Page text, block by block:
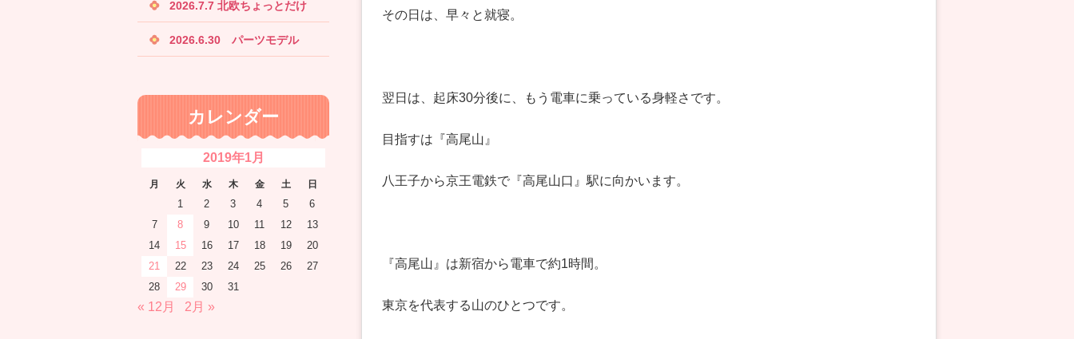
その日は、早々と就寝。
翌日は、起床30分後に、もう電車に乗っている身軽さです。
目指すは『高尾山』
八王子から京王電鉄で『高尾山口』駅に向かいます。
『高尾山』は新宿から電車で約1時間。
東京を代表する山のひとつです。
2026.7.7 北欧ちょっとだけ
2026.6.30 パーツモデル
カレンダー
2019年1月
月 火 水 木 金 土 日
1 2 3 4 5
6
7
8 9 10 11 12
13
14
15 16 17 18 19
20
21
22 23 24 25 26
27
28
29 30 31
« 12月 2月 »